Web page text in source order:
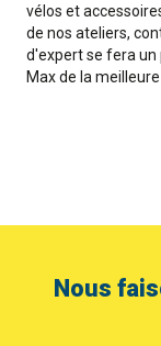
vélos et
de nos ateliers,
d'expert se fera un
Max de la
Nous